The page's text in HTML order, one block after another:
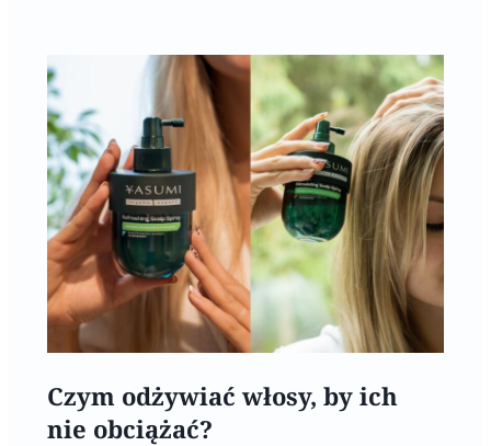
Czym odżywiać włosy, by ich
nie obciążać?